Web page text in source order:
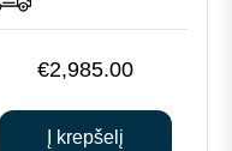
€2,985.00
Į krepšelį